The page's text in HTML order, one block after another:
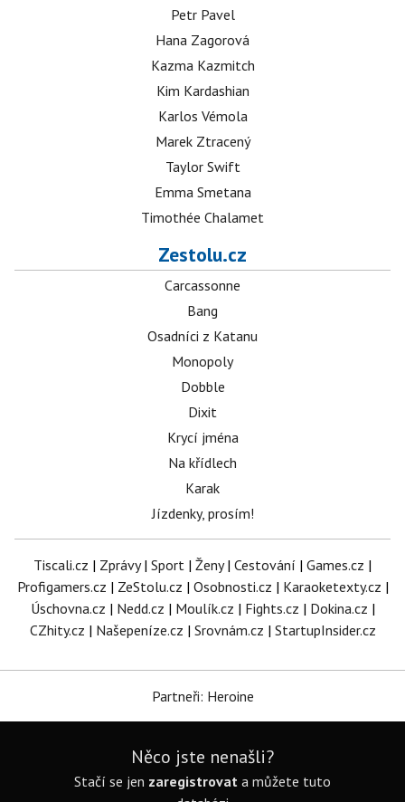
Petr Pavel
Hana Zagorová
Kazma Kazmitch
Kim Kardashian
Karlos Vémola
Marek Ztracený
Taylor Swift
Emma Smetana
Timothée Chalamet
Zestolu.cz
Carcassonne
Bang
Osadníci z Katanu
Monopoly
Dobble
Dixit
Krycí jména
Na křídlech
Karak
Jízdenky, prosím!
Tiscali.cz | Zprávy| Sport | Ženy| Cestování | Games.cz |
Profigamers.cz | ZeStolu.cz | Osobnosti.cz | Karaoketexty.cz |
Úschovna.cz | Nedd.cz | Moulík.cz | Fights.cz | Dokina.cz |
CZhity.cz | Našepeníze.cz | Srovnám.cz | StartupInsider.cz
Partneři: Heroine
Něco jste nenašli?
Stačí se jen zaregistrovat a můžete tuto